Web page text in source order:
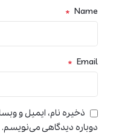
Name
*
Email
*
ذخیره نام، ایمیل و
دوباره دیدگاهی می‌نویسم.